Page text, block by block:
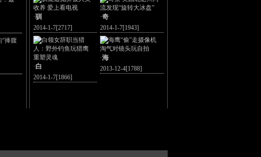
·驯
2014-1-7[2717]
·奇
2014-1-7[1943]
·白
2014-1-7[1866]
·海
2013-12-4[1788]